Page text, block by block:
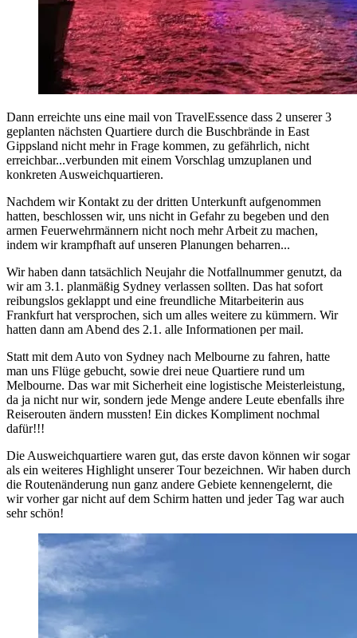
Dann erreichte uns eine mail von TravelEssence dass 2 unserer 3
geplanten nächsten Quartiere durch die Buschbrände in East
Gippsland nicht mehr in Frage kommen, zu gefährlich, nicht
erreichbar...verbunden mit einem Vorschlag umzuplanen und
konkreten Ausweichquartieren.
Nachdem wir Kontakt zu der dritten Unterkunft aufgenommen
hatten, beschlossen wir, uns nicht in Gefahr zu begeben und den
armen Feuerwehrmännern nicht noch mehr Arbeit zu machen,
indem wir krampfhaft auf unseren Planungen beharren...
Wir haben dann tatsächlich Neujahr die Notfallnummer genutzt, da
wir am 3.1. planmäßig Sydney verlassen sollten. Das hat sofort
reibungslos geklappt und eine freundliche Mitarbeiterin aus
Frankfurt hat versprochen, sich um alles weitere zu kümmern. Wir
hatten dann am Abend des 2.1. alle Informationen per mail.
Statt mit dem Auto von Sydney nach Melbourne zu fahren, hatte
man uns Flüge gebucht, sowie drei neue Quartiere rund um
Melbourne. Das war mit Sicherheit eine logistische Meisterleistung,
da ja nicht nur wir, sondern jede Menge andere Leute ebenfalls ihre
Reiserouten ändern mussten! Ein dickes Kompliment nochmal
dafür!!!
Die Ausweichquartiere waren gut, das erste davon können wir sogar
als ein weiteres Highlight unserer Tour bezeichnen. Wir haben durch
die Routenänderung nun ganz andere Gebiete kennengelernt, die
wir vorher gar nicht auf dem Schirm hatten und jeder Tag war auch
sehr schön!